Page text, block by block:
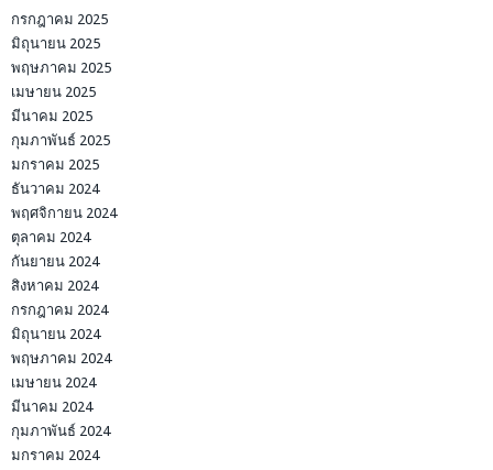
กรกฎาคม 2025
มิถุนายน 2025
พฤษภาคม 2025
เมษายน 2025
มีนาคม 2025
กุมภาพันธ์ 2025
มกราคม 2025
ธันวาคม 2024
พฤศจิกายน 2024
ตุลาคม 2024
กันยายน 2024
สิงหาคม 2024
กรกฎาคม 2024
มิถุนายน 2024
พฤษภาคม 2024
เมษายน 2024
มีนาคม 2024
กุมภาพันธ์ 2024
มกราคม 2024